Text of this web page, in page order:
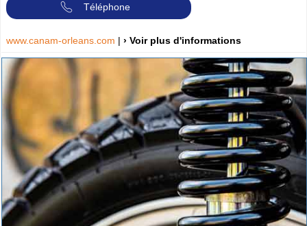
Téléphone
www.canam-orleans.com | › Voir plus d'informations